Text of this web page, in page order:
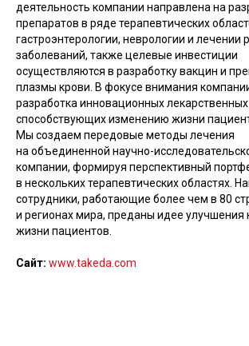
деятельность компании направлена на
препаратов в ряде терапевтических
гастроэнтерологии, неврологии и лечении
заболеваний, также целевые инвестиции
осуществляются в разработку вакцин и
плазмы крови. В фокусе внимания
разработка инновационных лекарственных
способствующих изменению жизни
Мы создаем передовые методы лечения
на объединенной научно-
компании, формируя перспективный
в нескольких терапевтических областях.
сотрудники, работающие более чем в 80
и регионах мира, преданы идее улучшения
жизни пациентов.
Сайт: www.takeda.com